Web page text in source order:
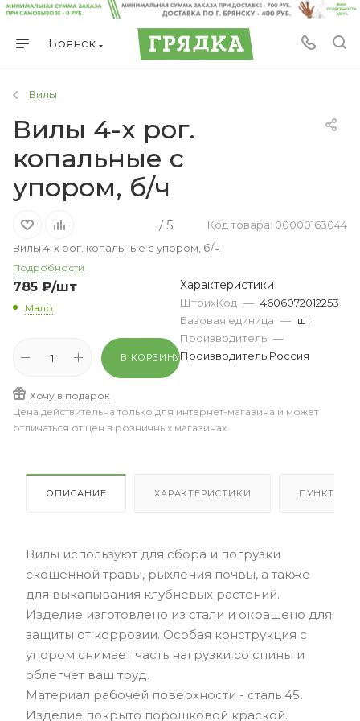
Брянск
Вилы
Вилы 4-х рог.
копальные с
упором, б/ч
/ 5
Код товара: 00000163044
Вилы 4-х рог. копальные с упором, б/ч
Подробности
785 ₽/шт
Мало
В КОРЗИНУ
Хочу в подарок
Характеристики
ШтрихКод — 4606072012253
Базовая единица — шт
Производитель —
Производитель Россия
Цена действительна только для интернет-магазина и может
отличаться от цен в розничных магазинах
ОПИСАНИЕ ХАРАКТЕРИСТИКИ ПУНКТЫ
Вилы используют для сбора и погрузки
скошенной травы, рыхления почвы, а также
для выкапывания клубневых растений.
Изделие изготовлено из стали и окрашено для
защиты от коррозии. Особая конструкция с
упором снимает часть нагрузки со спины и
облегчет ваш труд.
Материал рабочей поверхности - сталь 45,
Изделие покрыто порошковой краской.